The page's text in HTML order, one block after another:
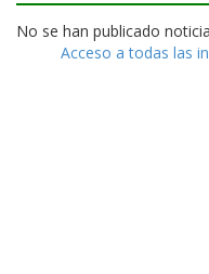
No se han publicado
Acceso a todas las